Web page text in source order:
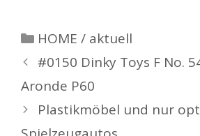
Kategorien
HOME / aktuell
Beitrags-
Navigation
#0150 Dinky Toys F No.
Aronde P60
Plastikmöbel und nur